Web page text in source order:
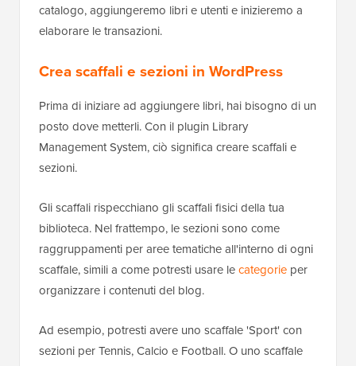
catalogo, aggiungeremo libri e utenti e inizieremo a
elaborare le transazioni.
Crea scaffali e sezioni in WordPress
Prima di iniziare ad aggiungere libri, hai bisogno di un
posto dove metterli. Con il plugin Library
Management System, ciò significa creare scaffali e
sezioni.
Gli scaffali rispecchiano gli scaffali fisici della tua
biblioteca. Nel frattempo, le sezioni sono come
raggruppamenti per aree tematiche all'interno di ogni
scaffale, simili a come potresti usare lecategorie per
organizzare i contenuti del blog.
Ad esempio, potresti avere uno scaffale 'Sport' con
sezioni per Tennis, Calcio e Football. O uno scaffale